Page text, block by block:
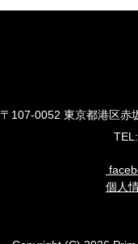
〒107-0052 東京都港区赤
個人